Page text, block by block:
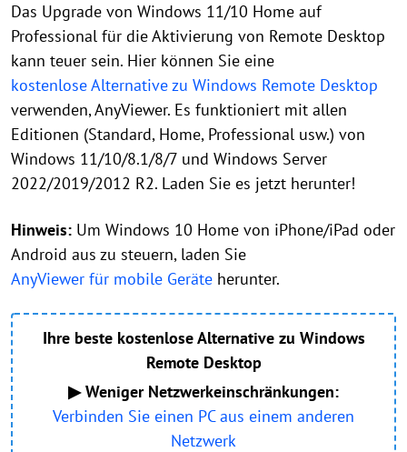
Das Upgrade von Windows 11/10 Home auf
Professional für die Aktivierung von Remote Desktop
kann teuer sein. Hier können Sie eine
kostenlose Alternative zu Windows Remote Desktop
verwenden, AnyViewer. Es funktioniert mit allen
Editionen (Standard, Home, Professional usw.) von
Windows 11/10/8.1/8/7 und Windows Server
2022/2019/2012 R2. Laden Sie es jetzt herunter!
Hinweis: Um Windows 10 Home von iPhone/iPad oder
Android aus zu steuern, laden Sie
AnyViewer für mobile Geräte herunter.
Ihre beste kostenlose Alternative zu Windows
Remote Desktop
▶ Weniger Netzwerkeinschränkungen:
Verbinden Sie einen PC aus einem anderen
Netzwerk